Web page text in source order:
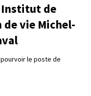
Institut de
vie Michel-
le poste de